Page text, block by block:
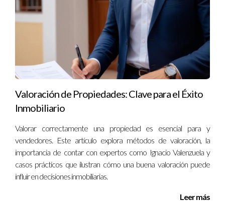
¿Puedo cambiar de mentor si no siento conexión?
Absolutamente. Es fundamental sentirte cómodo con tu
mentor para maximizar los beneficios; si no hay conexión,
busca otra opción que se ajuste mejor a tus necesidades. Si
deseas explorar más sobre cómo Ignacio Valenzuela puede
ayudarte a avanzar en tu carrera inmobiliaria, ¡no dudes en
ponerte en contacto! Tu futuro comienza hoy mismo.
Valoración de Propiedades: Clave para el Éxito
Inmobiliario
Valorar correctamente una propiedad es esencial para y
vendedores. Este artículo explora métodos de valoración, la
importancia de contar con expertos como Ignacio Valenzuela y
casos prácticos que ilustran cómo una buena valoración puede
influir en decisiones inmobiliarias.
Leer más